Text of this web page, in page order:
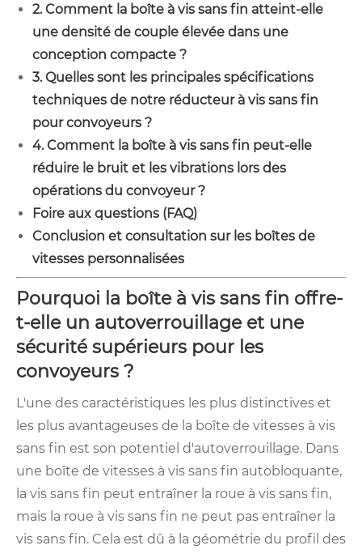
2. Comment la boîte à vis sans fin atteint-elle
une densité de couple élevée dans une
conception compacte ?
3. Quelles sont les principales spécifications
techniques de notre réducteur à vis sans fin
pour convoyeurs ?
4. Comment la boîte à vis sans fin peut-elle
réduire le bruit et les vibrations lors des
opérations du convoyeur ?
Foire aux questions (FAQ)
Conclusion et consultation sur les boîtes de
vitesses personnalisées
Pourquoi la boîte à vis sans fin offre-
t-elle un autoverrouillage et une
sécurité supérieurs pour les
convoyeurs ?
L'une des caractéristiques les plus distinctives et
les plus avantageuses de la boîte de vitesses à vis
sans fin est son potentiel d'autoverrouillage. Dans
une boîte de vitesses à vis sans fin autobloquante,
la vis sans fin peut entraîner la roue à vis sans fin,
mais la roue à vis sans fin ne peut pas entraîner la
vis sans fin. Cela est dû à la géométrie du profil des